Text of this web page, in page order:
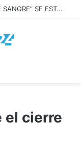
LA PELÍCULA “MALVINAS: LEGADO DE SANGRE” SE ESTRENARÁ EN PRIME VIDEO
el cierre